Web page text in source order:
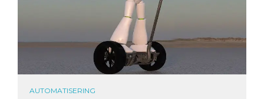
AUTOMATISERING